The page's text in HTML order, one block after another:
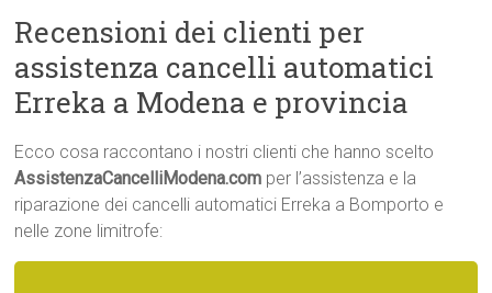
Recensioni dei clienti per
assistenza cancelli automatici
Erreka a Modena e provincia
Ecco cosa raccontano i nostri clienti che hanno scelto
AssistenzaCancelliModena.com per l’assistenza e la
riparazione dei cancelli automatici Erreka a Bomporto e
nelle zone limitrofe: